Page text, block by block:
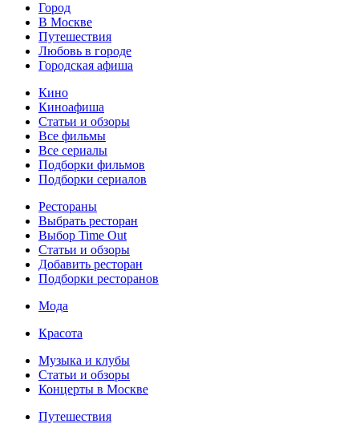
Город
В Москве
Путешествия
Любовь в городе
Городская афиша
Кино
Киноафиша
Статьи и обзоры
Все фильмы
Все сериалы
Подборки фильмов
Подборки сериалов
Рестораны
Выбрать ресторан
Выбор Time Out
Статьи и обзоры
Добавить ресторан
Подборки ресторанов
Мода
Красота
Музыка и клубы
Статьи и обзоры
Концерты в Москве
Путешествия